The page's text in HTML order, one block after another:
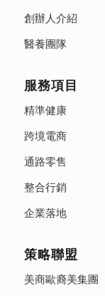
創辦人介紹
醫養團隊
服務項目
精準健康
跨境電商
通路零售
整合行銷
企業落地
策略聯盟
美商歐裔美集團